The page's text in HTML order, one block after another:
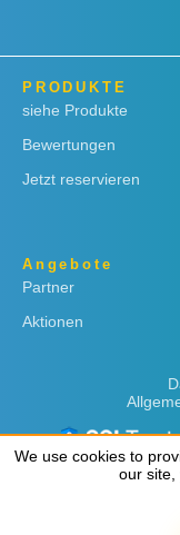
PRODUKTE
siehe Produkte
Bewertungen
Jetzt reservieren
Angebote
Partner
Aktionen
We use cookies to
our site,
We use cookies to
our site,